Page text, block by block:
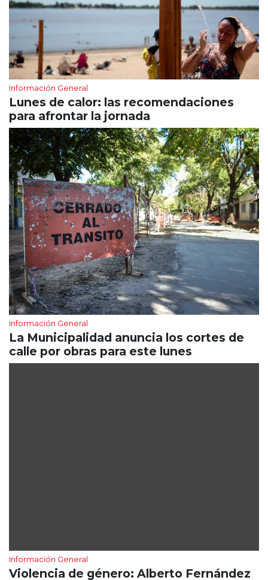
Información General
Lunes de calor: las recomendaciones
para afrontar la jornada
Información General
La Municipalidad anuncia los cortes de
calle por obras para este lunes
Información General
Violencia de género: Alberto Fernández